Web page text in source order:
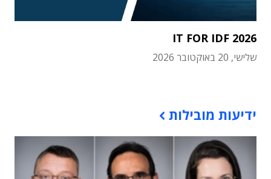
IT FOR IDF 2026
שלישי, 20 באוקטובר 2026
ידיעות מובילות